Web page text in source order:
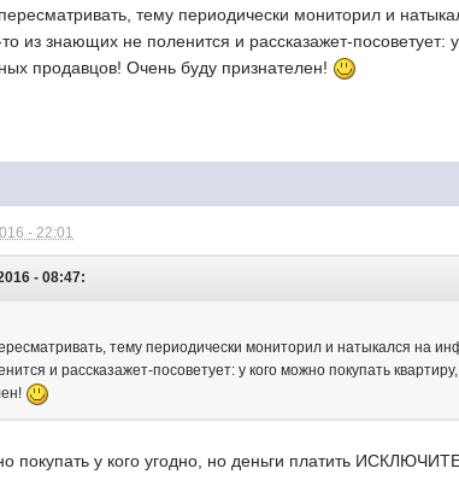
тему периодически мониторил и
из знающих не поленится и рассказажет-посоветует:
продавцов! Очень буду признателен!
- 22:01
- 08:47:
тему периодически мониторил и натыкался на
и рассказажет-посоветует: у кого можно покупать
покупать у кого угодно, но деньги платить